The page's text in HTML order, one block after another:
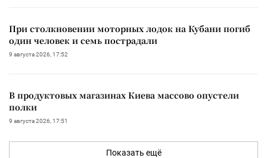
При столкновении моторных лодок на Кубани погиб
один человек и семь пострадали
9 августа 2026, 17:52
В продуктовых магазинах Киева массово опустели
полки
9 августа 2026, 17:51
Показать ещё